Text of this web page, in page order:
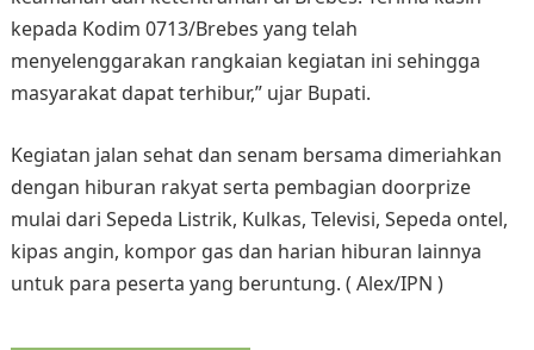
kepada Kodim 0713/Brebes yang telah
menyelenggarakan rangkaian kegiatan ini sehingga
masyarakat dapat terhibur,” ujar Bupati.
Kegiatan jalan sehat dan senam bersama dimeriahkan
dengan hiburan rakyat serta pembagian doorprize
mulai dari Sepeda Listrik, Kulkas, Televisi, Sepeda ontel,
kipas angin, kompor gas dan harian hiburan lainnya
untuk para peserta yang beruntung. ( Alex/IPN )